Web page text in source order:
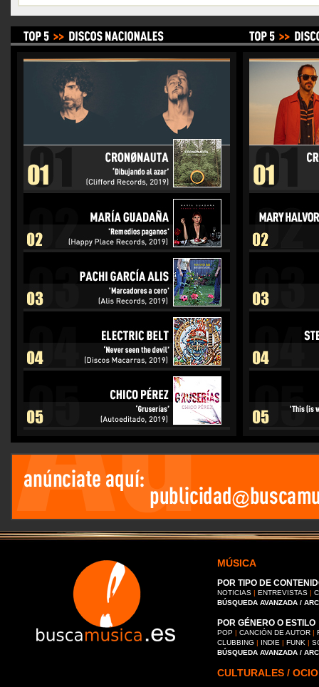
MÚSICA
POR TIPO DE
NOTICIAS | ENTREVISTAS |
BÚSQUEDA AVANZADA /
POR GÉNERO O ESTILO
POP | CANCIÓN DE AUTOR |
CLUBBING | INDIE | FUNK |
BÚSQUEDA AVANZADA /
CULTURALES / OCIO